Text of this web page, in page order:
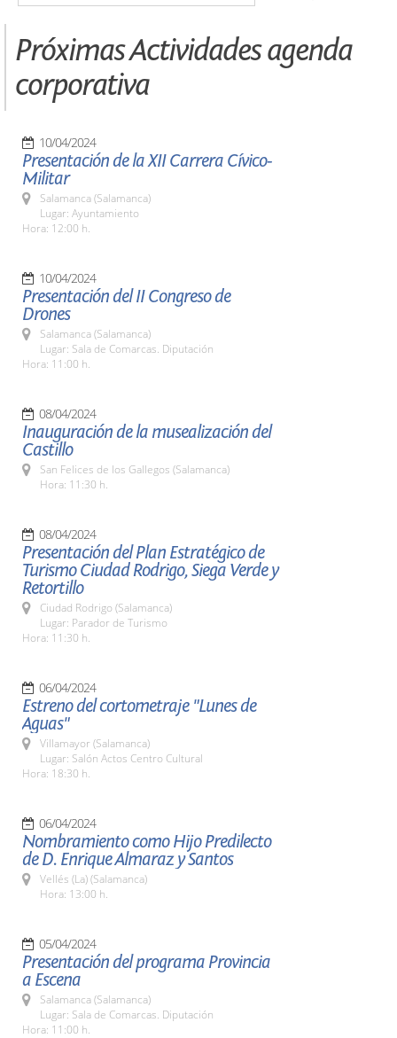
Próximas Actividades agenda
corporativa
10/04/2024
Presentación de la XII Carrera Cívico-
Militar
Salamanca (Salamanca)
Lugar: Ayuntamiento
Hora: 12:00 h.
10/04/2024
Presentación del II Congreso de
Drones
Salamanca (Salamanca)
Lugar: Sala de Comarcas. Diputación
Hora: 11:00 h.
08/04/2024
Inauguración de la musealización del
Castillo
San Felices de los Gallegos (Salamanca)
Hora: 11:30 h.
08/04/2024
Presentación del Plan Estratégico de
Turismo Ciudad Rodrigo, Siega Verde y
Retortillo
Ciudad Rodrigo (Salamanca)
Lugar: Parador de Turismo
Hora: 11:30 h.
06/04/2024
Estreno del cortometraje "Lunes de
Aguas"
Villamayor (Salamanca)
Lugar: Salón Actos Centro Cultural
Hora: 18:30 h.
06/04/2024
Nombramiento como Hijo Predilecto
de D. Enrique Almaraz y Santos
Vellés (La) (Salamanca)
Hora: 13:00 h.
05/04/2024
Presentación del programa Provincia
a Escena
Salamanca (Salamanca)
Lugar: Sala de Comarcas. Diputación
Hora: 11:00 h.